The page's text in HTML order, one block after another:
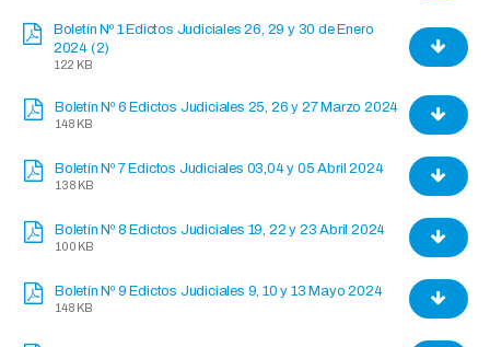
Boletín Nº 1 Edictos Judiciales 26, 29 y 30 de Enero
2024 (2)
122 KB
Boletín Nº 6 Edictos Judiciales 25, 26 y 27 Marzo 2024
148 KB
Boletín Nº 7 Edictos Judiciales 03,04 y 05 Abril 2024
138 KB
Boletín Nº 8 Edictos Judiciales 19, 22 y 23 Abril 2024
100 KB
Boletín Nº 9 Edictos Judiciales 9, 10 y 13 Mayo 2024
148 KB